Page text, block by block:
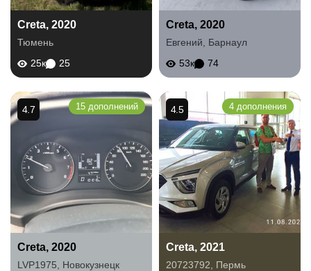
Creta, 2020
Тюмень
25к
25
Creta, 2020
Евгений
Барнаул
53к
74
Creta, 2020
LVP1975
Новокузнецк
4.7 15 дополнений
Creta, 2021
20723792
Пермь
4.5 4 дополнения